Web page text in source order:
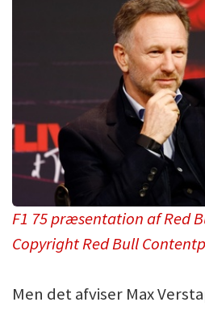
F1 75 præsentation af Red
Copyright Red Bull
Men det afviser Max